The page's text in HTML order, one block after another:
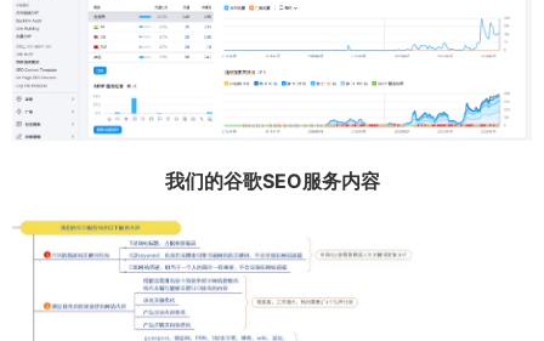
我们的谷歌SEO服务内容